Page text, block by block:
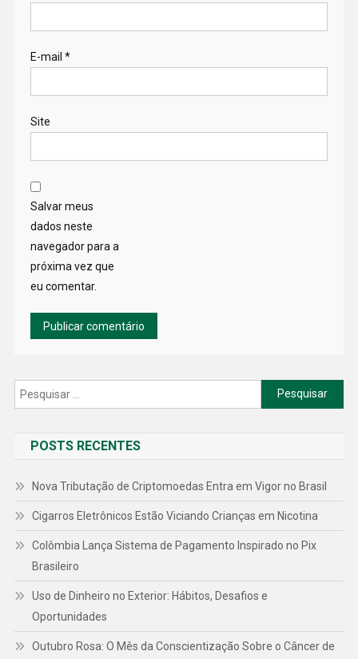
E-mail *
Site
Salvar meus
dados neste
navegador para a
próxima vez que
eu comentar.
Pesquisar
por:
POSTS RECENTES
Nova Tributação de Criptomoedas Entra em Vigor no Brasil
Cigarros Eletrônicos Estão Viciando Crianças em Nicotina
Colômbia Lança Sistema de Pagamento Inspirado no Pix
Brasileiro
Uso de Dinheiro no Exterior: Hábitos, Desafios e
Oportunidades
Outubro Rosa: O Mês da Conscientização Sobre o Câncer de